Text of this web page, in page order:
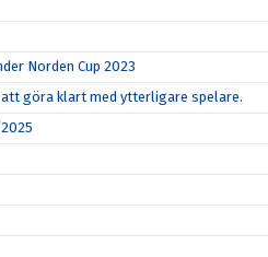
Norden Cup 2023
göra klart med ytterligare spelare.